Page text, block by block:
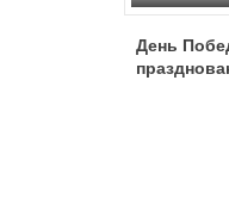
День